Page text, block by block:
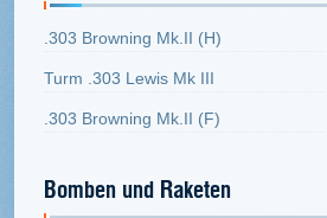
.303 Browning Mk.II (H)
Turm .303 Lewis Mk III
.303 Browning Mk.II (F)
Bomben und Raketen